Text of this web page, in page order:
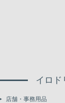
イロド
店舗・事務用品